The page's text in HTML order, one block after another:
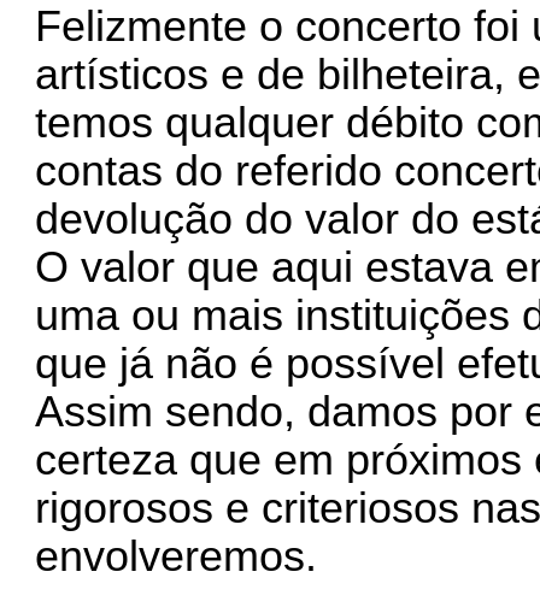
Felizmente o concerto
artísticos e de bilheteira,
temos qualquer débito
contas do referido
devolução do valor do
O valor que aqui estava
uma ou mais instituições
que já não é possível
Assim sendo, damos por
certeza que em
rigorosos e criteriosos
envolveremos.